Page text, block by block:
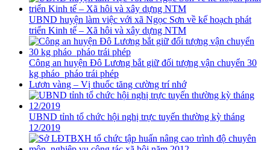
UBND huyện làm việc với xã Ngọc Sơn về kế hoạch phát
triển Kinh tế – Xã hôi và xây dựng NTM
Công an huyện Đô Lương bắt giữ đối tượng vận chuyển 30
kg pháo pháo trái phép
Lươn vàng – Vị thuốc tăng cường trí nhớ
UBND tỉnh tổ chức hội nghị trực tuyến thường kỳ tháng
12/2019